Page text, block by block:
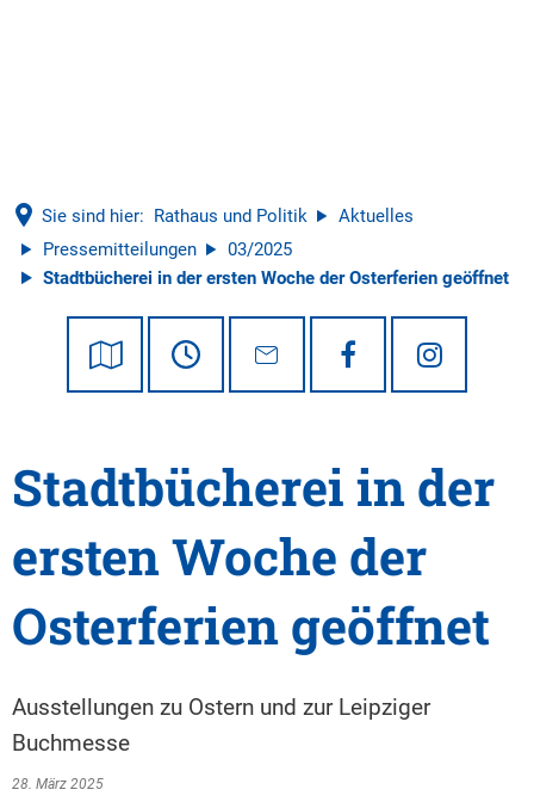
Sie sind hier: Rathaus und Politik
Aktuelles
Pressemitteilungen
03/2025
Stadtbücherei in der ersten Woche der Osterferien geöffnet
Stadtbücherei in der
ersten Woche der
Osterferien geöffnet
Ausstellungen zu Ostern und zur Leipziger
Buchmesse
28. März 2025